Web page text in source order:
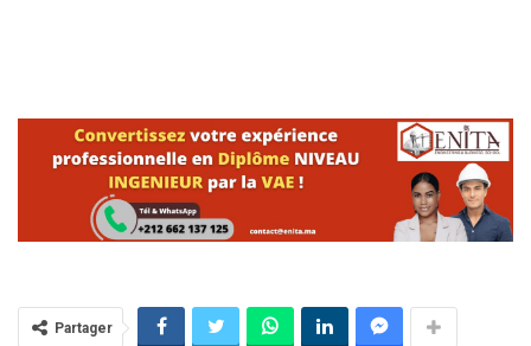
Partager